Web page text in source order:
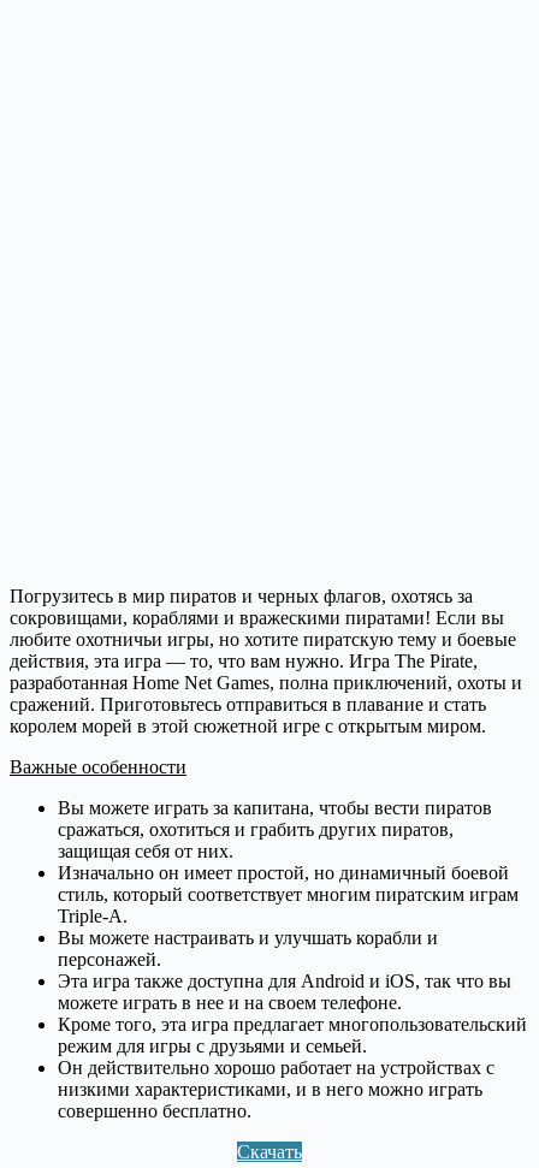
Погрузитесь в мир пиратов и черных флагов, охотясь за
сокровищами, кораблями и вражескими пиратами! Если вы
любите охотничьи игры, но хотите пиратскую тему и боевые
действия, эта игра — то, что вам нужно. Игра The Pirate,
разработанная Home Net Games, полна приключений, охоты и
сражений. Приготовьтесь отправиться в плавание и стать
королем морей в этой сюжетной игре с открытым миром.
Важные особенности
Вы можете играть за капитана, чтобы вести пиратов
сражаться, охотиться и грабить других пиратов,
защищая себя от них.
Изначально он имеет простой, но динамичный боевой
стиль, который соответствует многим пиратским играм
Triple-A.
Вы можете настраивать и улучшать корабли и
персонажей.
Эта игра также доступна для Android и iOS, так что вы
можете играть в нее и на своем телефоне.
Кроме того, эта игра предлагает многопользовательский
режим для игры с друзьями и семьей.
Он действительно хорошо работает на устройствах с
низкими характеристиками, и в него можно играть
совершенно бесплатно.
Скачать